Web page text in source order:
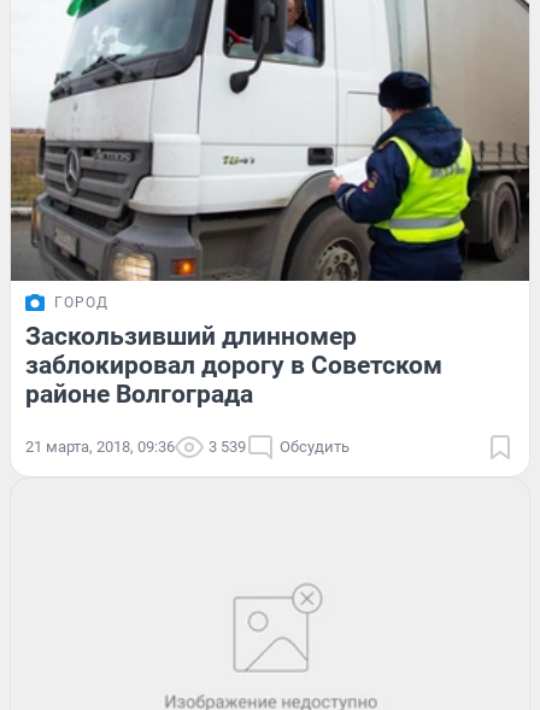
ГОРОД
Заскользивший длинномер
заблокировал дорогу в Советском
районе Волгограда
21 марта, 2018, 09:36 3 539 Обсудить